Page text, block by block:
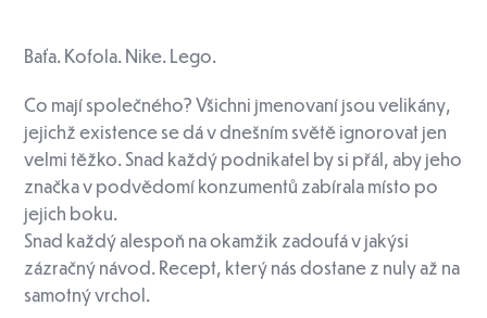
Baťa. Kofola. Nike. Lego.
Co mají společného? Všichni jmenovaní jsou velikány,
jejichž existence se dá v dnešním světě ignorovat jen
velmi těžko. Snad každý podnikatel by si přál, aby jeho
značka v podvědomí konzumentů zabírala místo po
jejich boku.
Snad každý alespoň na okamžik zadoufá v jakýsi
zázračný návod. Recept, který nás dostane z nuly až na
samotný vrchol.